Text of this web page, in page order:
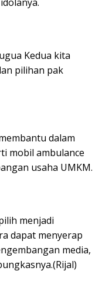
Kedua kita
pilihan pak
dalam
mobil ambulance
usaha UMKM.
menjadi
dapat menyerap
media,